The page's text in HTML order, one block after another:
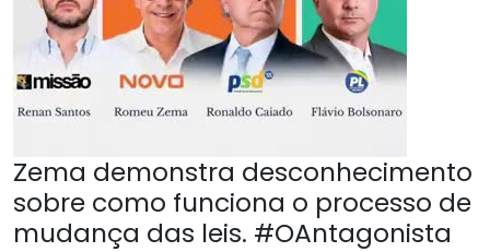
Zema demonstra desconhecimento
sobre como funciona o processo de
mudança das leis. #OAntagonista